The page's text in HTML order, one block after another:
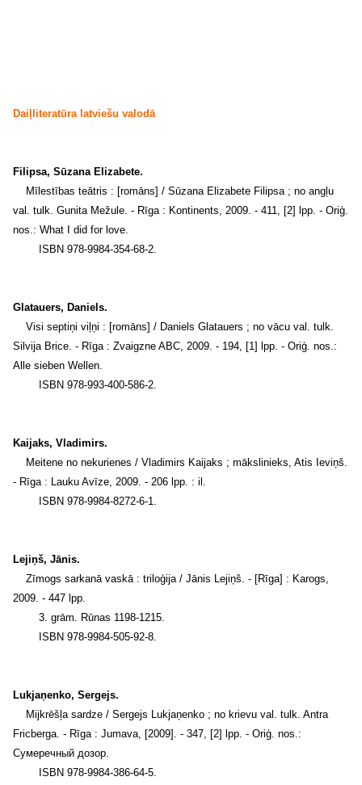
Daiļliteratūra latviešu valodā
Filipsa, Sūzana Elizabete.
Mīlestības teātris : [romāns] / Sūzana Elizabete Filipsa ; no angļu
val. tulk. Gunita Mežule. - Rīga : Kontinents, 2009. - 411, [2] lpp. - Oriģ.
nos.: What I did for love.
ISBN 978-9984-354-68-2.
Glatauers, Daniels.
Visi septiņi viļņi : [romāns] / Daniels Glatauers ; no vācu val. tulk.
Silvija Brice. - Rīga : Zvaigzne ABC, 2009. - 194, [1] lpp. - Oriģ. nos.:
Alle sieben Wellen.
ISBN 978-993-400-586-2.
Kaijaks, Vladimirs.
Meitene no nekurienes / Vladimirs Kaijaks ; mākslinieks, Atis Ieviņš.
- Rīga : Lauku Avīze, 2009. - 206 lpp. : il.
ISBN 978-9984-8272-6-1.
Lejiņš, Jānis.
Zīmogs sarkanā vaskā : triloģija / Jānis Lejiņš. - [Rīga] : Karogs,
2009. - 447 lpp.
3. grām. Rūnas 1198-1215.
ISBN 978-9984-505-92-8.
Lukjaņenko, Sergejs.
Mijkrēšļa sardze / Sergejs Lukjaņenko ; no krievu val. tulk. Antra
Fricberga. - Rīga : Jumava, [2009]. - 347, [2] lpp. - Oriģ. nos.:
Сумеречный дозор.
ISBN 978-9984-386-64-5.